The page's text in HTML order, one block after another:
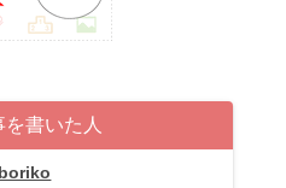
を書いた人
boriko